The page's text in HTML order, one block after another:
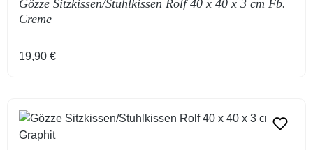
Gözze Sitzkissen/Stuhlkissen Rolf 40 x 40 x 3 cm Fb.
Creme
Regulärer Preis:
19,90 €